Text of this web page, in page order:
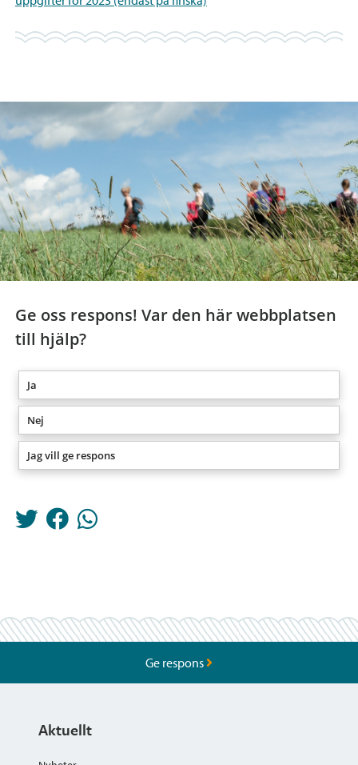
Ge oss respons! Var den här webbplatsen
till hjälp?
Ja
Nej
Jag vill ge respons
Ge respons
Aktuellt